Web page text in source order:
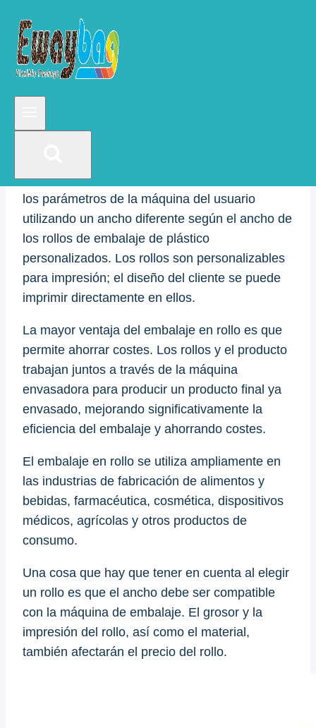
formado, llenado y sellado (FFS) horizontal o
vertical para envasar productos.
Los rollos de película también se conocen como
esencialmente lo mismo que las bolsas de
El ancho del rollo se puede personalizar según
los parámetros de la máquina del usuario
utilizando un ancho diferente según el ancho de
los rollos de embalaje de plástico
personalizados. Los rollos son personalizables
para impresión; el diseño del cliente se puede
imprimir directamente en ellos.
La mayor ventaja del embalaje en rollo es que
permite ahorrar costes. Los rollos y el producto
trabajan juntos a través de la máquina
envasadora para producir un producto final ya
envasado, mejorando significativamente la
eficiencia del embalaje y ahorrando costes.
El embalaje en rollo se utiliza ampliamente en
las industrias de fabricación de alimentos y
bebidas, farmacéutica, cosmética, dispositivos
médicos, agrícolas y otros productos de
consumo.
Una cosa que hay que tener en cuenta al elegir
un rollo es que el ancho debe ser compatible
con la máquina de embalaje. El grosor y la
impresión del rollo, así como el material,
también afectarán el precio del rollo.